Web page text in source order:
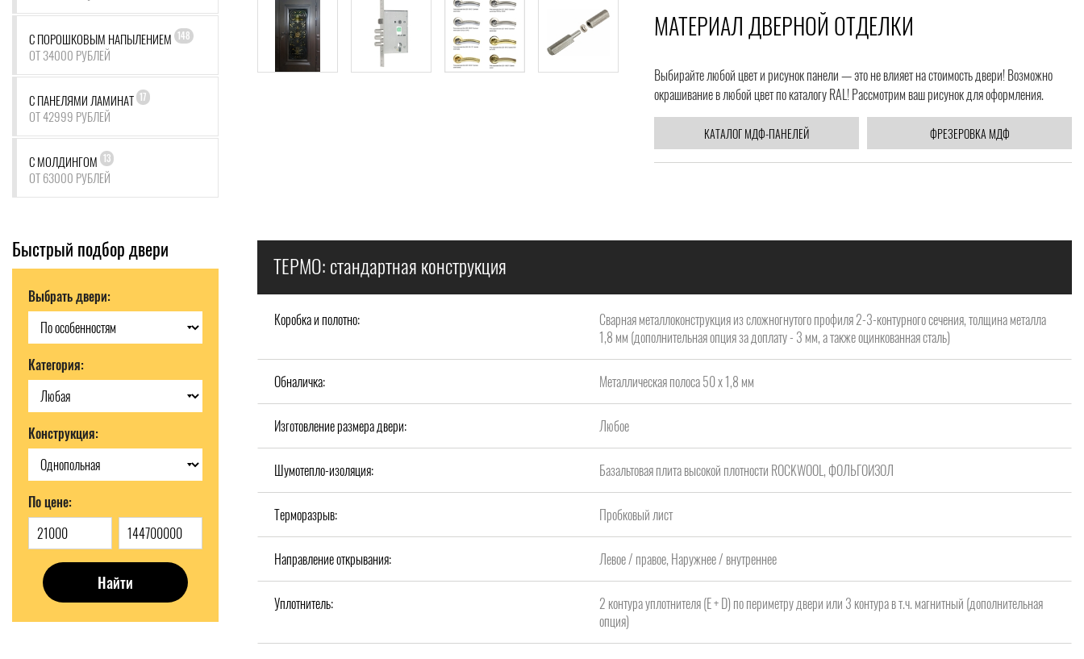
С ПОРОШКОВЫМ НАПЫЛЕНИЕМ 148
ОТ 34000 РУБЛЕЙ
С ПАНЕЛЯМИ ЛАМИНАТ 17
ОТ 42999 РУБЛЕЙ
С МОЛДИНГОМ 13
ОТ 63000 РУБЛЕЙ
Быстрый подбор двери
Выбрать двери:
Категория:
Конструкция:
По цене:
Найти
МАТЕРИАЛ ДВЕРНОЙ ОТДЕЛКИ
Выбирайте любой цвет и рисунок панели — это не влияет на стоимость двери! Возможно
окрашивание в любой цвет по каталогу RAL! Рассмотрим ваш рисунок для оформления.
КАТАЛОГ МДФ-ПАНЕЛЕЙ ФРЕЗЕРОВКА МДФ
ТЕРМО: стандартная конструкция
Коробка и полотно:
Сварная металлоконструкция из сложногнутого профиля 2-3-контурного сечения, толщина металла
1,8 мм (дополнительная опция за доплату - 3 мм, а также оцинкованная сталь)
Обналичка: Металлическая полоса 50 х 1,8 мм
Изготовление размера двери: Любое
Шумотепло-изоляция: Базальтовая плита высокой плотности ROCKWOOL, ФОЛЬГОИЗОЛ
Терморазрыв: Пробковый лист
Направление открывания: Левое / правое, Наружнее / внутреннее
Уплотнитель:
2 контура уплотнителя (Е + D) по периметру двери или 3 контура в т.ч. магнитный (дополнительная
опция)